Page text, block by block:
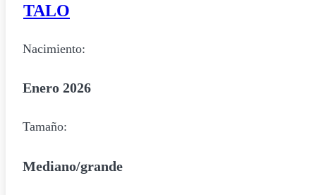
TALO
Nacimiento:
Enero 2026
Tamaño:
Mediano/grande